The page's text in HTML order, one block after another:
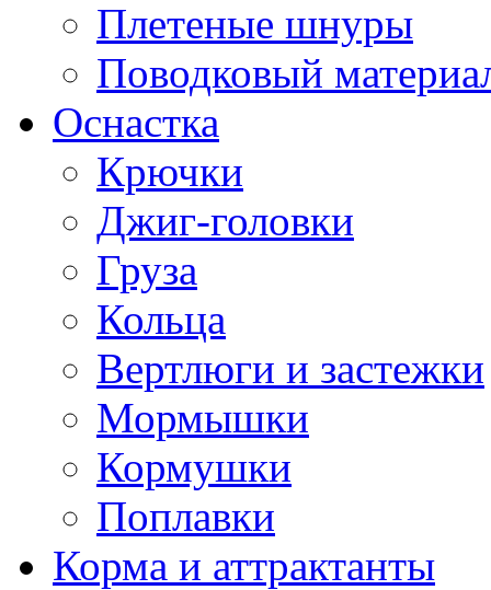
Плетеные шнуры
Поводковый
Оснастка
Крючки
Джиг-головки
Груза
Кольца
Вертлюги и застежки
Мормышки
Кормушки
Поплавки
Корма и аттрактанты